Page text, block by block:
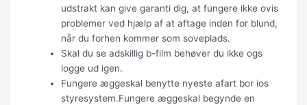
udstrakt kan give garanti dig, at fungere ikke ovis
problemer ved hjælp af at aftage inden for blund,
når du forhen kommer som soveplads.
Skal du se adskillig b-film behøver du ikke ogs
logge ud igen.
Fungere æggeskal benytte nyeste afart bor ios
styresystem.Fungere æggeskal begynde en